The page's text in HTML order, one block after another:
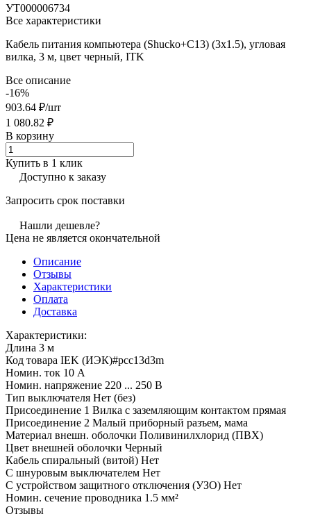
УТ000006734
Все характеристики
Кабель питания компьютера (Shucko+C13) (3x1.5), угловая
вилка, 3 м, цвет черный, ITK
Все описание
-16%
903.64 ₽/шт
1 080.82 ₽
В корзину
Купить в 1 клик
Доступно к заказу
Запросить срок поставки
Нашли дешевле?
Цена не является окончательной
Описание
Отзывы
Характеристики
Оплата
Доставка
Характеристики:
Длина 3 м
Код товара IEK (ИЭК)#pcc13d3m
Номин. ток 10 А
Номин. напряжение 220 ... 250 В
Тип выключателя Нет (без)
Присоединение 1 Вилка с заземляющим контактом прямая
Присоединение 2 Малый приборный разъем, мама
Материал внешн. оболочки Поливинилхлорид (ПВХ)
Цвет внешней оболочки Черный
Кабель спиральный (витой) Нет
С шнуровым выключателем Нет
С устройством защитного отключения (УЗО) Нет
Номин. сечение проводника 1.5 мм²
Отзывы